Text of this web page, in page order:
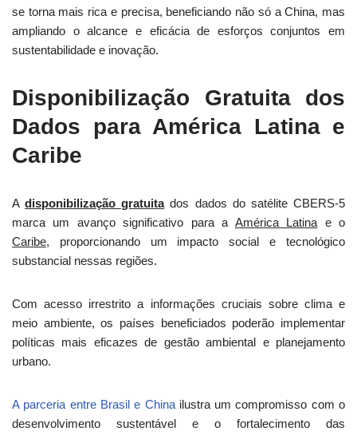
se torna mais rica e precisa, beneficiando não só a China, mas
ampliando o alcance e eficácia de esforços conjuntos em
sustentabilidade e inovação.
Disponibilização Gratuita dos
Dados para América Latina e
Caribe
Adisponibilização gratuitados dados do satélite CBERS-5
marca um avanço significativo para a América Latina e o
Caribe, proporcionando um impacto social e tecnológico
substancial nessas regiões.
Com acesso irrestrito a informações cruciais sobre clima e
meio ambiente, os países beneficiados poderão implementar
políticas mais eficazes de gestão ambiental e planejamento
urbano.
A parceria entre Brasil e Chinailustra um compromisso com o
desenvolvimento sustentável e o fortalecimento das